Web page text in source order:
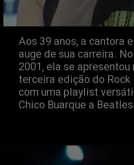
Aos 39 anos, a cantora
auge de sua carreira.
2001, ela se apresentou
terceira edição do Rock
com uma playlist
Chico Buarque a Beatles